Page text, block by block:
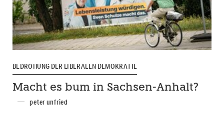
BEDROHUNG DER LIBERALEN DEMOKRATIE
Macht es bum in Sachsen-Anhalt?
peter unfried